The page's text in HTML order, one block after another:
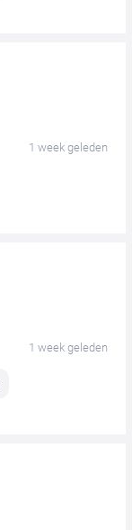
1 week geleden
1 week geleden